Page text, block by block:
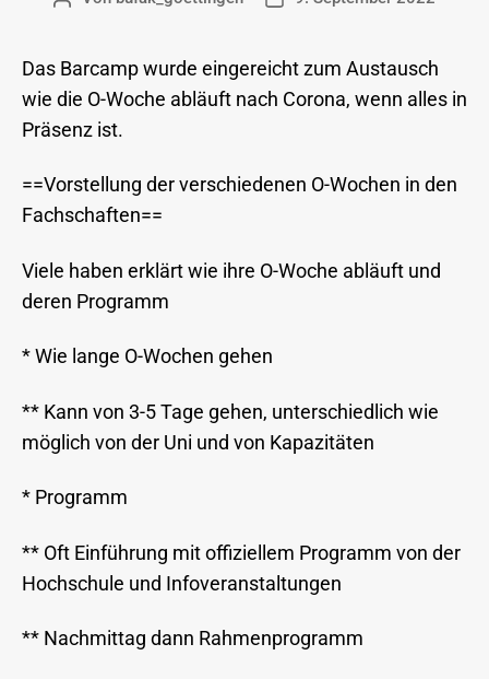
Das Barcamp wurde eingereicht zum Austausch
wie die O-Woche abläuft nach Corona, wenn alles in
Präsenz ist.
==Vorstellung der verschiedenen O-Wochen in den
Fachschaften==
Viele haben erklärt wie ihre O-Woche abläuft und
deren Programm
* Wie lange O-Wochen gehen
** Kann von 3-5 Tage gehen, unterschiedlich wie
möglich von der Uni und von Kapazitäten
* Programm
** Oft Einführung mit offiziellem Programm von der
Hochschule und Infoveranstaltungen
** Nachmittag dann Rahmenprogramm